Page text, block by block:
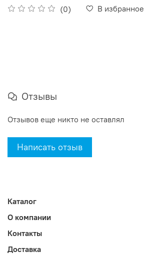
(0) В избранное
Отзывы
Отзывов еще никто не оставлял
Написать отзыв
Каталог
О компании
Контакты
Доставка